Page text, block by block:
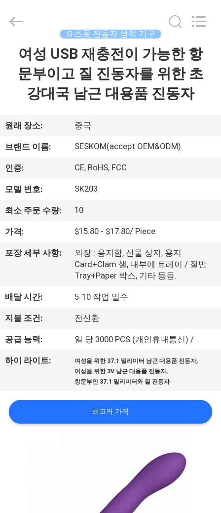
VR
회
사
소
개
견
학
질
관
2021
TECHNOLOGY
Reserved.
Ｇ스폿 진동자 성적 기구
여성 USB 재충전이 가능한 항
문부이고 질 진동자를 위한 초
강대국 남근 대용품 진동자
원래 장소: 중국
브랜드 이름: SESKOM(accept OEM&ODM)
인증: CE, RoHS, FCC
모델 번호: SK203
최소 주문 수량: 10
가격: $15.80 - $17.80/ Piece
포장 세부 사항:
외장 : 용지함, 선물 상자, 용지
Card+Clam 샐, 내부에 트레이 / 절반
Tray+Paper 박스, 기타 등등.
배달 시간: 5-10 작업 일수
지불 조건: 전신환
공급 능력: 일 당 3000 PCS (개인휴대통신) /
하이 라이트: 여성을 위한 37.1 밀리미터 남근 대용품 진동자,
여성을 위한 3V 남근 대용품 진동자,
항문부인 37.1 밀리미터와 질 진동자
최고의 가격